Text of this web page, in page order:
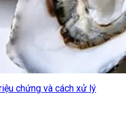
chứng và cách xử lý